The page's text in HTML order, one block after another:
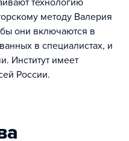
технологию
методу Валерия
они включаются в
в специалистах, и
Институт имеет
России.